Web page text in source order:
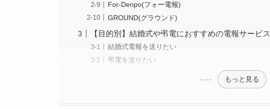
For-Denpo(フォー電報)
GROUND(グラウンド)
【目的別】結婚式や弔電におすすめの電報サービス
結婚式電報を送りたい
弔電を送りたい
もっと見る